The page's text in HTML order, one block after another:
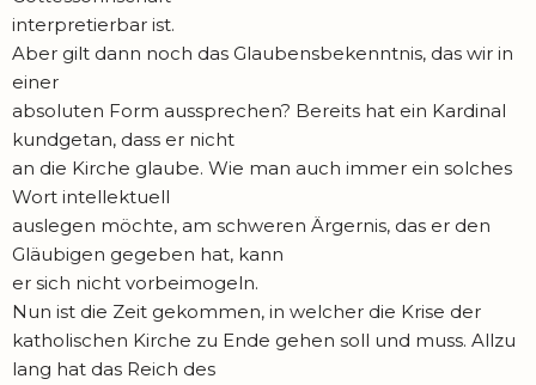
interpretierbar ist.
Aber gilt dann noch das Glaubensbekenntnis, das wir in
einer
absoluten Form aussprechen? Bereits hat ein Kardinal
kundgetan, dass er nicht
an die Kirche glaube. Wie man auch immer ein solches
Wort intellektuell
auslegen möchte, am schweren Ärgernis, das er den
Gläubigen gegeben hat, kann
er sich nicht vorbeimogeln.
Nun ist die Zeit gekommen, in welcher die Krise der
katholischen Kirche zu Ende gehen soll und muss. Allzu
lang hat das Reich des